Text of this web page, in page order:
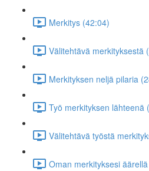
Merkitys (42:04)
Välitehtävä merkityksestä
Merkityksen neljä pilaria
Työ merkityksen lähteenä
Välitehtävä työstä
Oman merkityksesi